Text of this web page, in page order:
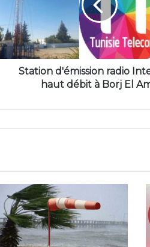
Station d'émission radio
haut débit à Borj El